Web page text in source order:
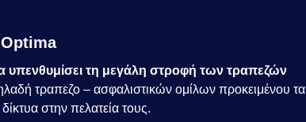
Optima
υπενθυμίσει τη μεγάλη στροφή των τραπεζών
τραπεζο – ασφαλιστικών ομίλων προκειμένου τα
στην πελατεία τους.